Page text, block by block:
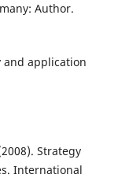
Author.
and application
Strategy
International